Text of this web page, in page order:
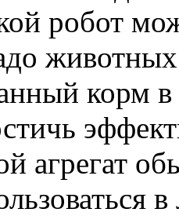
робот
корм
агрегат